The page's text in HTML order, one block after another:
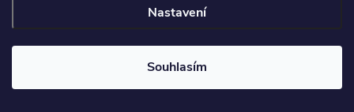
Nastavení
Souhlasím
Copyright 2026Stasan.cz. Všechna práva vyhrazena.